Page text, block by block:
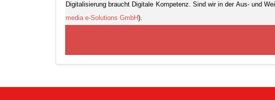
Digitalisierung braucht Digitale Kompetenz. Sind wir in der Aus- und
media e-Solutions GmbH).